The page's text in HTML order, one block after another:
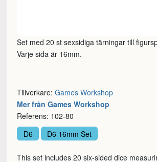
Set med 20 st sexsidiga tärningar till
Varje sida är 16mm.
Tillverkare:Games Workshop
Mer från Games Workshop
Referens: 102-80
D6
D6 16mm Set
This set includes 20 six-sided dice